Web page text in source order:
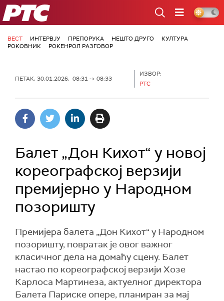
РТС
ВЕСТ ИНТЕРВЈУ ПРЕПОРУКА НЕШТО ДРУГО
КУЛТУРА
РОКОВНИК
РОКЕНРОЛ РАЗГОВОР
ПЕТАК, 30.01.2026, 08:31 -> 08:33
ИЗВОР:
РТС
Балет „Дон Кихот“ у новој
кореографској верзији
премијерно у Народном
позоришту
Премијера балета „Дон Кихот“ у Народном
позоришту, повратак је овог важног
класичног дела на домаћу сцену. Балет
настао по кореографској верзији Хозе
Карлоса Мартинеза, актуелног директора
Балета Париске опере, планиран за мај